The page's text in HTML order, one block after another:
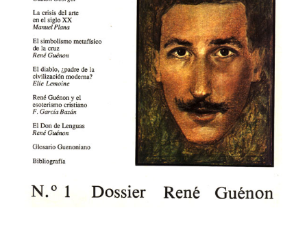
AUTORES DESTACADOS
CONTACTO
LOGIN / REGISTER
CART